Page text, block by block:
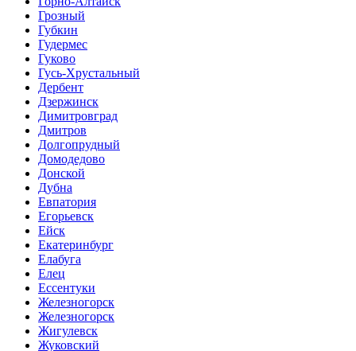
Грозный
Губкин
Гудермес
Гуково
Гусь-Хрустальный
Дербент
Дзержинск
Димитровград
Дмитров
Долгопрудный
Домодедово
Донской
Дубна
Евпатория
Егорьевск
Ейск
Екатеринбург
Елабуга
Елец
Ессентуки
Железногорск
Железногорск
Жигулевск
Жуковский